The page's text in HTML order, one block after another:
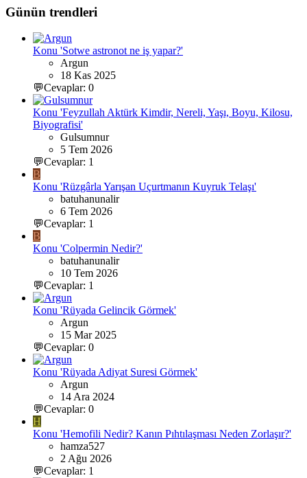
Günün trendleri
Konu 'Sotwe astronot ne iş yapar?'
Argun
18 Kas 2025
💬Cevaplar: 0
Konu 'Feyzullah Aktürk Kimdir, Nereli, Yaşı, Boyu, Kilosu,
Biyografisi'
Gulsumnur
5 Tem 2026
💬Cevaplar: 1
B
Konu 'Rüzgârla Yarışan Uçurtmanın Kuyruk Telaşı'
batuhanunalir
6 Tem 2026
💬Cevaplar: 1
B
Konu 'Colpermin Nedir?'
batuhanunalir
10 Tem 2026
💬Cevaplar: 1
Konu 'Rüyada Gelincik Görmek'
Argun
15 Mar 2025
💬Cevaplar: 0
Konu 'Rüyada Adiyat Suresi Görmek'
Argun
14 Ara 2024
💬Cevaplar: 0
H
Konu 'Hemofili Nedir? Kanın Pıhtılaşması Neden Zorlaşır?'
hamza527
2 Ağu 2026
💬Cevaplar: 1